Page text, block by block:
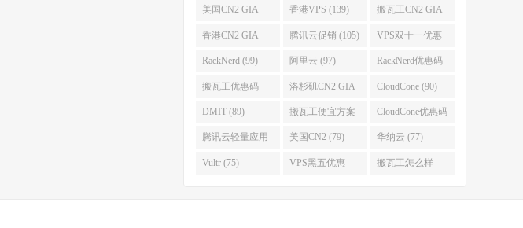
器 (152)
美国CN2 GIA
(141)
香港VPS (139) 搬瓦工CN2 GIA
(118)
香港CN2 GIA
(111)
腾讯云促销 (105) VPS双十一优惠
(102)
RackNerd (99) 阿里云 (97) RackNerd优惠码
(93)
搬瓦工优惠码
(92)
洛杉矶CN2 GIA
(92)
CloudCone (90)
DMIT (89) 搬瓦工便宜方案
(86)
CloudCone优惠码
(82)
腾讯云轻量应用
服务器 (82)
美国CN2 (79) 华纳云 (77)
Vultr (75) VPS黑五优惠 搬瓦工怎么样